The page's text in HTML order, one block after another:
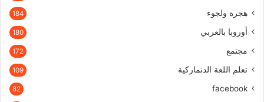
هجرة ولجوء 184
أوروبا بالعربي 180
مجتمع 172
تعلم اللغة الدنماركية 109
facebook
82